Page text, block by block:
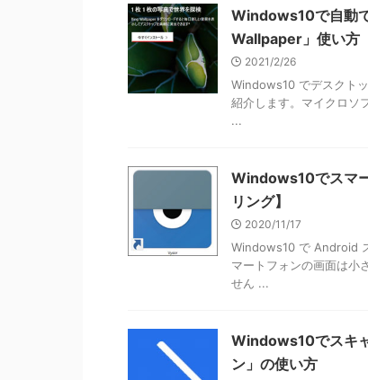
Windows10で自動
Wallpaper」使い方
2021/2/26
Windows10 でデスクト
紹介します。マイクロソ
...
Windows10でスマ
リング】
2020/11/17
Windows10 で Android
マートフォンの画面は小
せん ...
Windows10でスキ
ン」の使い方